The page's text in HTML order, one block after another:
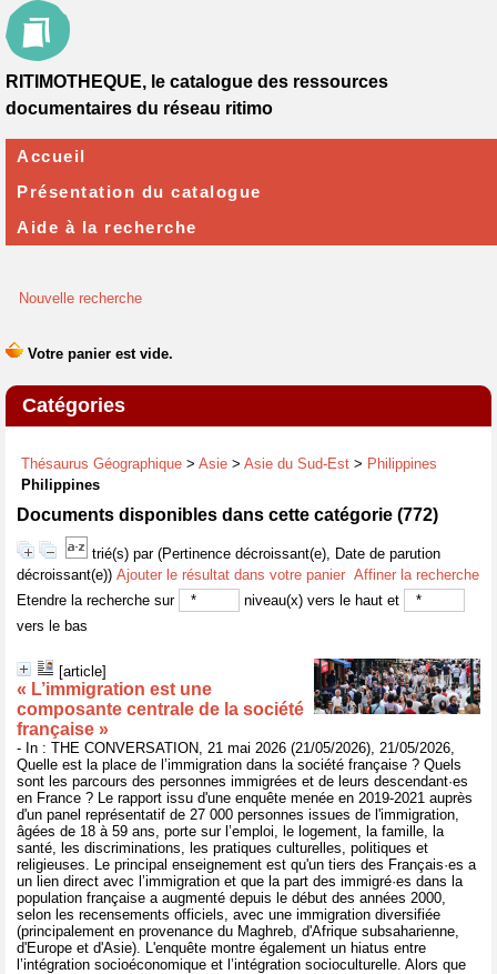
Nouvelle recherche
Catégories
Thésaurus Géographique > Asie > Asie du Sud-Est > Philippines
Philippines
Documents disponibles dans cette catégorie (772)
trié(s) par (Pertinence décroissant(e), Date de parution
décroissant(e)) Ajouter le résultat dans votre panier Affiner la recherche
Etendre la recherche sur
niveau(x) vers le haut et
vers le bas
[article]
« L’immigration est une
composante centrale de la société
française »
- In : THE CONVERSATION, 21 mai 2026 (21/05/2026), 21/05/2026,
Quelle est la place de l’immigration dans la société française ? Quels
sont les parcours des personnes immigrées et de leurs descendant·es
en France ? Le rapport issu d'une enquête menée en 2019-2021 auprès
d'un panel représentatif de 27 000 personnes issues de l'immigration,
âgées de 18 à 59 ans, porte sur l’emploi, le logement, la famille, la
santé, les discriminations, les pratiques culturelles, politiques et
religieuses. Le principal enseignement est qu'un tiers des Français·es a
un lien direct avec l’immigration et que la part des immigré·es dans la
population française a augmenté depuis le début des années 2000,
selon les recensements officiels, avec une immigration diversifiée
(principalement en provenance du Maghreb, d'Afrique subsaharienne,
d'Europe et d'Asie). L'enquête montre également un hiatus entre
l’intégration socioéconomique et l’intégration socioculturelle. Alors que
RITIMOTHEQUE, le catalogue des ressources
documentaires du réseau ritimo
Accueil
Présentation du catalogue
Aide à la recherche